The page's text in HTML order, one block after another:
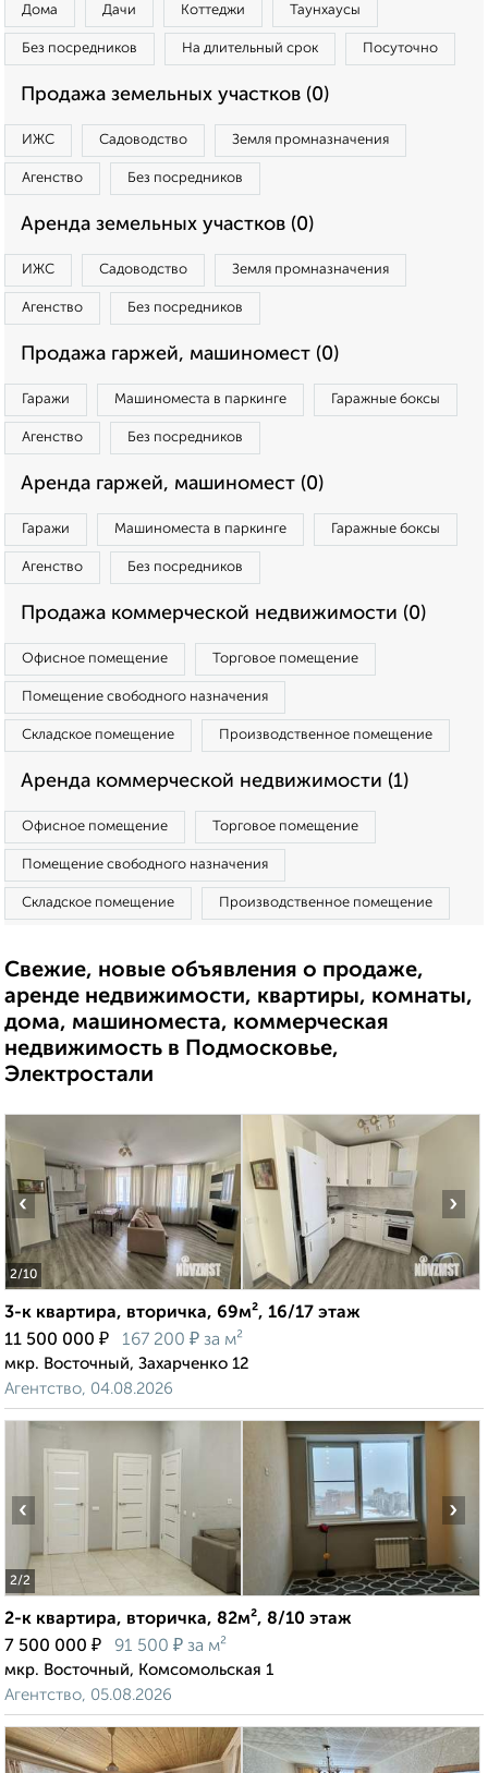
Дома Дачи Коттеджи Таунхаусы
Без посредников На длительный срок Посуточно
Продажа земельных участков (0)
ИЖС Садоводство Земля промназначения
Агенство Без посредников
Аренда земельных участков (0)
ИЖС Садоводство Земля промназначения
Агенство Без посредников
Продажа гаржей, машиномест (0)
Гаражи Машиноместа в паркинге Гаражные боксы
Агенство Без посредников
Аренда гаржей, машиномест (0)
Гаражи Машиноместа в паркинге Гаражные боксы
Агенство Без посредников
Продажа коммерческой недвижимости (0)
Офисное помещение Торговое помещение
Помещение свободного назначения
Складское помещение Производственное помещение
Аренда коммерческой недвижимости (1)
Офисное помещение Торговое помещение
Помещение свободного назначения
Складское помещение Производственное помещение
Свежие, новые объявления о продаже,
аренде недвижимости, квартиры, комнаты,
дома, машиноместа, коммерческая
недвижимость в Подмосковье,
Электростали
2/10
‹ ›
3-к квартира, вторичка, 69м², 16/17 этаж
11 500 000 ₽ 167 200 ₽ за м²
мкр. Восточный, Захарченко 12
Агентство, 04.08.2026
2/2
‹ ›
2-к квартира, вторичка, 82м², 8/10 этаж
7 500 000 ₽ 91 500 ₽ за м²
мкр. Восточный, Комсомольская 1
Агентство, 05.08.2026